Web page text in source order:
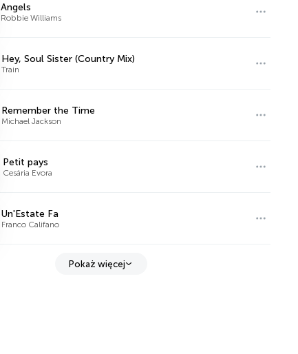
Angels
Robbie Williams
Hey, Soul Sister (Country Mix)
Train
Remember the Time
Michael Jackson
Petit pays
Cesária Evora
Un'Estate Fa
Franco Califano
Pokaż więcej